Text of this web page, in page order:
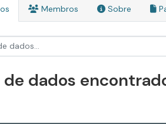
Membros Sobre
dados